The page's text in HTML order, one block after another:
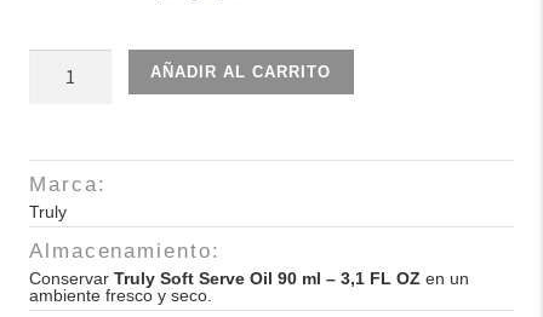
90
ml
-
3,1
FL
AÑADIR AL CARRITO
Marca:
Truly
Almacenamiento:
Conservar Truly Soft Serve Oil 90 ml – 3,1 FL OZ en un
ambiente fresco y seco.